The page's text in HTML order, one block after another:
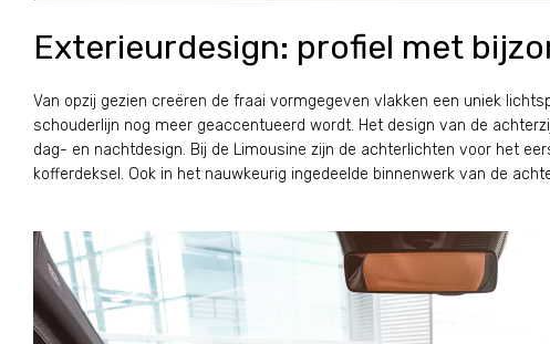
Exterieurdesign: profiel met
Van opzij gezien creëren de fraai vormgegeven vlakken een uniek
schouderlijn nog meer geaccentueerd wordt. Het design van de
dag- en nachtdesign. Bij de Limousine zijn de achterlichten voor het
kofferdeksel. Ook in het nauwkeurig ingedeelde binnenwerk van de